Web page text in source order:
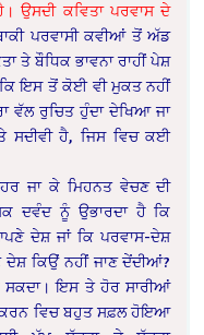
ਉਸਦੀ ਕਵਿਤਾ ਪਰਵਾਸ ਦੇ
ਪਰਵਾਸੀ ਕਵੀਆਂ ਤੋਂ ਅੱਡ
ਤੇ ਬੌਧਿਕ ਭਾਵਨਾ ਰਾਹੀਂ ਪੇਸ਼
ਇਸ ਤੋਂ ਕੋਈ ਵੀ ਮੁਕਤ ਨਹੀਂ
ਵੱਲ ਰੁਚਿਤ ਹੁੰਦਾ ਦੇਖਿਆ ਜਾ
ਸਦੀਵੀ ਹੈ, ਜਿਸ ਵਿਚ ਕਈ
ਜਾ ਕੇ ਮਿਹਨਤ ਵੇਚਣ ਦੀ
ਦਵੰਦ ਨੂੰ ਉਭਾਰਦਾ ਹੈ ਕਿ
ਦੇਸ਼ ਜਾਂ ਕਿ ਪਰਵਾਸ-ਦੇਸ਼
ਕਿਉਂ ਨਹੀਂ ਜਾਣ ਦੇਂਦੀਆਂ?
ਸਕਦਾ। ਇਸ ਤੇ ਹੋਰ ਸਾਰੀਆਂ
ਕਰਨ ਵਿਚ ਬਹੁਤ ਸਫ਼ਲ ਹੋਇਆ